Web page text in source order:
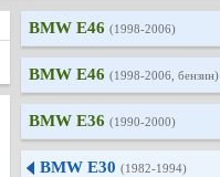
BMW E46 (1998-2006)
BMW E46 (1998-2006, бензин)
BMW E36 (1990-2000)
BMW E30 (1982-1994)